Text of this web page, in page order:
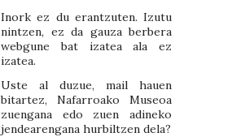
Inork ez du erantzuten. Izutu
nintzen, ez da gauza berbera
webgune bat izatea ala ez
izatea.
Uste al duzue, mail hauen
bitartez, Nafarroako Museoa
zuengana edo zuen adineko
jendearengana hurbiltzen dela?